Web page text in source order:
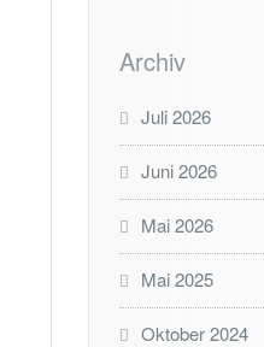
Archiv
Juli 2026
Juni 2026
Mai 2026
Mai 2025
Oktober 2024